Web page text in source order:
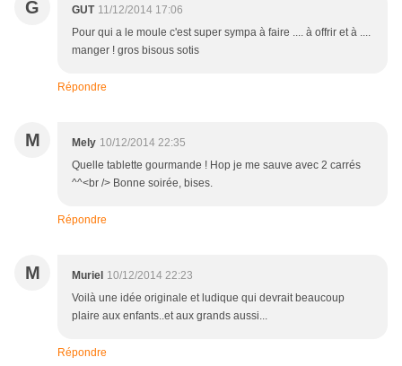
G GUT 11/12/2014 17:06
Pour qui a le moule c'est super sympa à faire .... à offrir et à ....
manger ! gros bisous sotis
Répondre
M Mely 10/12/2014 22:35
Quelle tablette gourmande ! Hop je me sauve avec 2 carrés
^^<br /> Bonne soirée, bises.
Répondre
M Muriel 10/12/2014 22:23
Voilà une idée originale et ludique qui devrait beaucoup
plaire aux enfants..et aux grands aussi...
Répondre